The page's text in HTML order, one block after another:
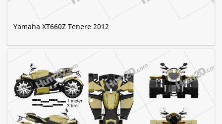
Yamaha XT660Z Tenere 2012